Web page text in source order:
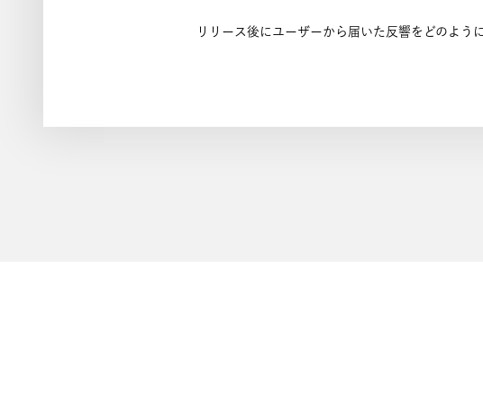
リリース後にユーザーから届いた反響をどのよう